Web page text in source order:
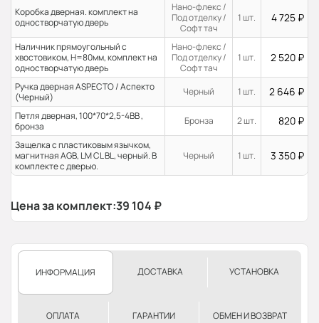
Коробка дверная. комплект на
одностворчатую дверь
Нано-флекс /
Под отделку /
Софт тач
1 шт. 4 725 ₽
Наличник прямоугольный с
хвостовиком, H=80мм, комплект на
одностворчатую дверь
Нано-флекс /
Под отделку /
Софт тач
1 шт. 2 520 ₽
Ручка дверная ASPECTO / Аспекто
(Черный)
Черный 1 шт. 2 646 ₽
Петля дверная, 100*70*2,5-4ВВ ,
бронза
Бронза 2 шт. 820 ₽
Защелка с пластиковым язычком,
магнитная AGB, LM CL BL, черный. В
комплекте с дверью.
Черный 1 шт. 3 350 ₽
Цена за комплект:39 104 ₽
ИНФОРМАЦИЯ ДОСТАВКА УСТАНОВКА
ОПЛАТА ГАРАНТИИ ОБМЕН И ВОЗВРАТ